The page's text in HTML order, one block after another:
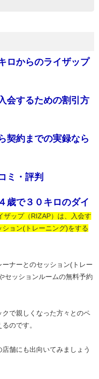
ロからのライザップ
会するための割引方
契約までの実録なら
ミ・評判
歳で３０キロのダイ
ザップ（RIZAP）は、入会す
ョン(トレーニング)をする
ナーとのセッション(トレー
セッションルームの無料予約
で親しくなった方々とのペ
のです。
舗にも出向いてみましょう